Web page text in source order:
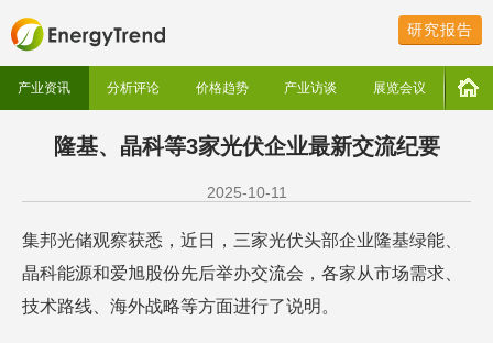
研究报告
产业资讯 分析评论 价格趋势 产业访谈 展览会议
隆基、晶科等3家光伏企业最新交流纪要
2025-10-11
集邦光储观察获悉，近日，三家光伏头部企业隆基绿能、
晶科能源和爱旭股份先后举办交流会，各家从市场需求、
技术路线、海外战略等方面进行了说明。